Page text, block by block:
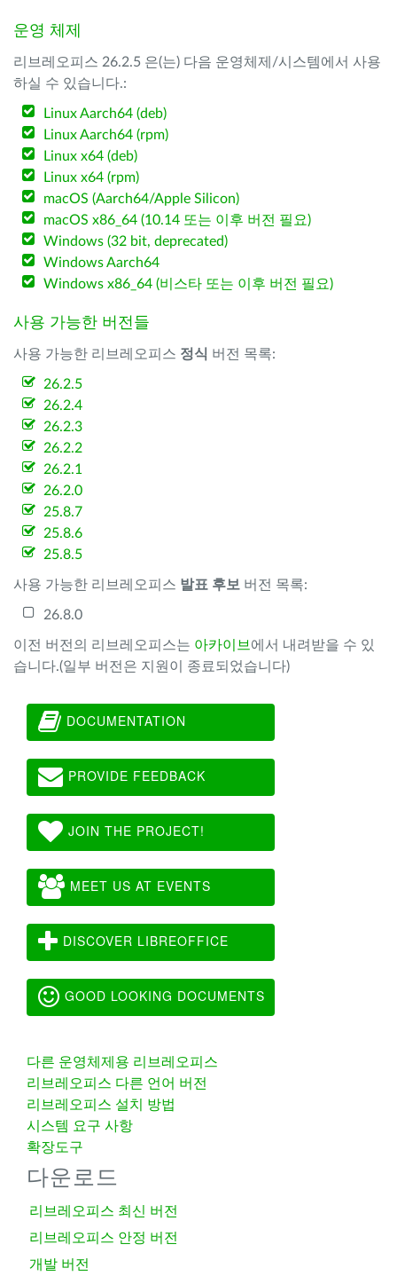
운영 체제
리브레오피스 26.2.5 은(는) 다음 운영체제/시스템에서 사용
하실 수 있습니다.:
Linux Aarch64 (deb)
Linux Aarch64 (rpm)
Linux x64 (deb)
Linux x64 (rpm)
macOS (Aarch64/Apple Silicon)
macOS x86_64 (10.14 또는 이후 버전 필요)
Windows (32 bit, deprecated)
Windows Aarch64
Windows x86_64 (비스타 또는 이후 버전 필요)
사용 가능한 버전들
사용 가능한 리브레오피스 정식 버전 목록:
26.2.5
26.2.4
26.2.3
26.2.2
26.2.1
26.2.0
25.8.7
25.8.6
25.8.5
사용 가능한 리브레오피스 발표 후보 버전 목록:
26.8.0
이전 버전의 리브레오피스는 아카이브 에서 내려받을 수 있
습니다.(일부 버전은 지원이 종료되었습니다)
DOCUMENTATION
PROVIDE FEEDBACK
JOIN THE PROJECT!
MEET US AT EVENTS
DISCOVER LIBREOFFICE
GOOD LOOKING DOCUMENTS
다른 운영체제용 리브레오피스
리브레오피스 다른 언어 버전
리브레오피스 설치 방법
시스템 요구 사항
확장도구
다운로드
리브레오피스 최신 버전
리브레오피스 안정 버전
개발 버전